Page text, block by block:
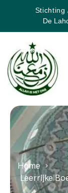
Stichting
De
Home
Leerrijke